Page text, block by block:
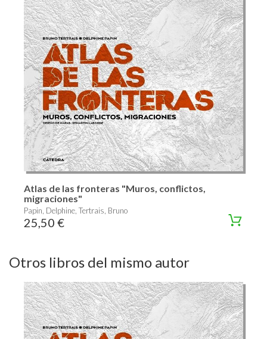
Atlas de las fronteras "Muros, conflictos,
migraciones"
Papin, Delphine, Tertrais, Bruno
25,50 €
Otros libros del mismo autor